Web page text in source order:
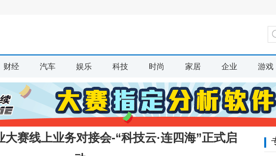
财经 汽车 娱乐 科技 时尚 家居 企业 游戏
大赛线上业务对接会-“科技云·连四海”正式启